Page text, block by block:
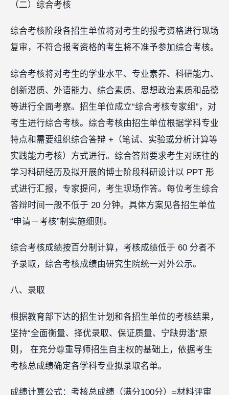
（二）综合考核
综合考核阶段各招生单位将对考生的报考资格进行现场
复审，不符合报考资格的考生将不准予参加综合考核。
综合考核将对考生的学业水平、专业素养、科研能力、
创新潜质、外语能力、综合素质、思想政治素质和品德
等进行全面考察。招生单位成立“综合考核专家组”，对
考生进行综合考核。综合考核由招生单位根据学科专业
特点和需要组织综合答辩 +（笔试、实验或分析计算等
实践能力考核）方式进行。综合答辩要求考生对既往的
学习科研经历及拟开展的博士阶段科研设计以 PPT 形
式进行汇报，专家提问，考生现场作答。每位考生综合
答辩时间一般不低于 20 分钟。具体方案见各招生单位
“申请－考核”制实施细则。
综合考核成绩按百分制计算，考核成绩低于 60 分者不
予录取，综合考核成绩由研究生院统一对外公示。
八、录取
根据教育部下达的招生计划和各招生单位的考核结果，
坚持“全面衡量、择优录取、保证质量、宁缺毋滥”原
则， 在充分尊重导师招生自主权的基础上，依据考生
考核总成绩确定各学科专业拟录取名单。
成绩计算公式：考核总成绩（满分100分）=材料评审